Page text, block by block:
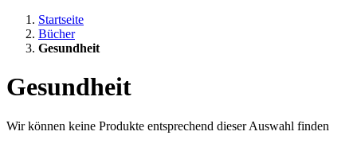
Startseite
Bücher
Gesundheit
Gesundheit
Wir können keine Produkte entsprechend dieser Auswahl finden